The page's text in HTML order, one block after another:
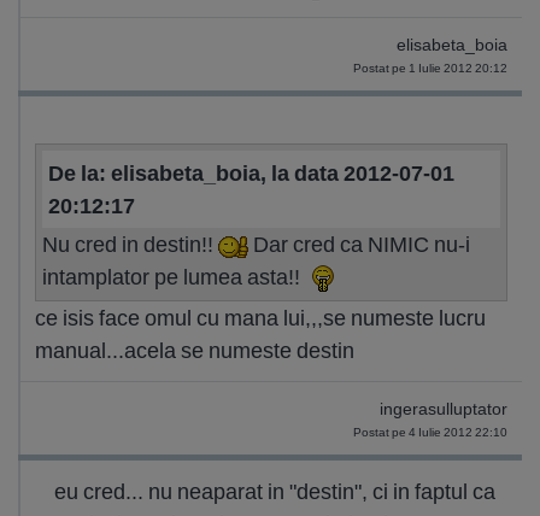
elisabeta_boia
Postat pe 1 Iulie 2012 20:12
De la: elisabeta_boia, la data 2012-07-01
20:12:17
Nu cred in destin!!
Dar cred ca NIMIC nu-i
intamplator pe lumea asta!!
ce isis face omul cu mana lui,,,se numeste lucru
manual...acela se numeste destin
ingerasulluptator
Postat pe 4 Iulie 2012 22:10
eu cred... nu neaparat in "destin", ci in faptul ca